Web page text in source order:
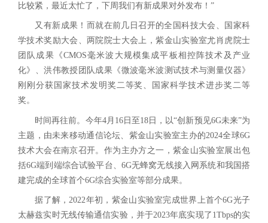
比较紧，最近太忙了，下周我们有新成果对外发布！”
又有新成果！而就在前几日召开的全国科技大会、国家科
学技术奖励大会、两院院士大会上，紫金山实验室尤肖虎院士
团队成果《CMOS毫米波大规模集成平板相控阵技术及产业
化》、洪伟教授团队成果《微波毫米波测试技术与测量仪器》
刚刚分获国家技术发明奖二等奖、国家科学技术进步奖二等
奖。
时间再往前。今年4月16日至18日，以“创新预见6G未来”为
主题，由未来移动通信论坛、紫金山实验室主办的2024全球6G
技术大会在南京召开。作为主办方之一，紫金山实验室展出包
括6G端到端综合试验平台、6G无蜂窝无线接入网系统和我国搭
建完成的全球首个6G综合实验室等部分成果。
据了解，2022年初，紫金山实验室完成世界上首个6G光子
太赫兹实时无线传输通信实验，并于2023年底实现了1Tbps的实